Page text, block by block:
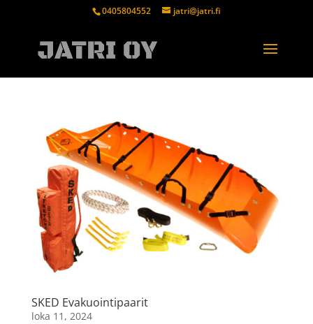
0405804552 jatri@jatri.fi
SKED Evakuointipaarit
loka 11, 2024